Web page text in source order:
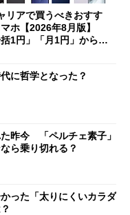
リアで買うべきおすす
ホ【2026年8月版】
括1円」「月1円」からお
に哲学となった？
た昨今 「ペルチェ素子」
ら乗り切れる？
った「太りにくいカラダ